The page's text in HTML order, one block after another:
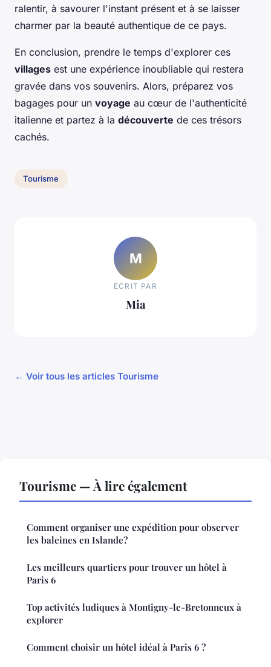
ralentir, à savourer l'instant présent et à se laisser
charmer par la beauté authentique de ce pays.
En conclusion, prendre le temps d'explorer ces
villages est une expérience inoubliable qui restera
gravée dans vos souvenirs. Alors, préparez vos
bagages pour un voyage au cœur de l'authenticité
italienne et partez à la découverte de ces trésors
cachés.
Tourisme
M
ECRIT PAR
Mia
← Voir tous les articles Tourisme
Tourisme — À lire également
Comment organiser une expédition pour observer
les baleines en Islande?
Les meilleurs quartiers pour trouver un hôtel à
Paris 6
Top activités ludiques à Montigny-le-Bretonneux à
explorer
Comment choisir un hôtel idéal à Paris 6 ?